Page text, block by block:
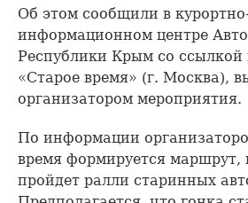
Об этом сообщили в
информационном центре
Республики Крым со
«Старое время» (г. Москва),
организатором мероприятия.
По информации
время формируется маршрут,
пройдет ралли старинных